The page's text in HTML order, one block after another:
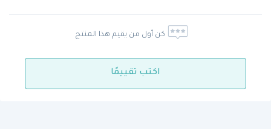
كن أول من يقيم هذا المنتج
اكتب تقييمًا